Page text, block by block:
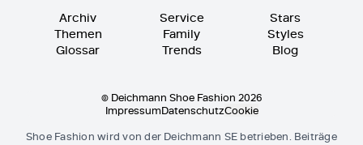
Archiv
Themen
Glossar
Service
Family
Trends
Stars
Styles
Blog
© Deichmann Shoe Fashion 2026
ImpressumDatenschutzCookie
Shoe Fashion wird von der Deichmann SE betrieben. Beiträge